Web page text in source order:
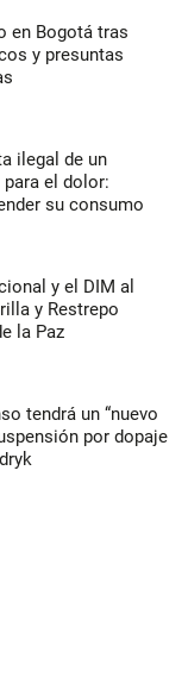
en Bogotá tras
y presuntas
ilegal de un
el dolor:
su consumo
y el DIM al
y Restrepo
la Paz
tendrá un “nuevo
por dopaje